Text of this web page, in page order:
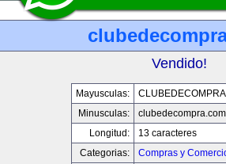
Vendido!
Mayusculas:
Minusculas:
clubedecompra.com
Longitud:
13 caracteres
Categorias:
Compras y